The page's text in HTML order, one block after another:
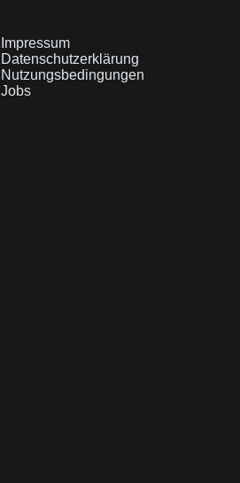
Impressum
Datenschutzerklärung
Nutzungsbedingungen
Jobs